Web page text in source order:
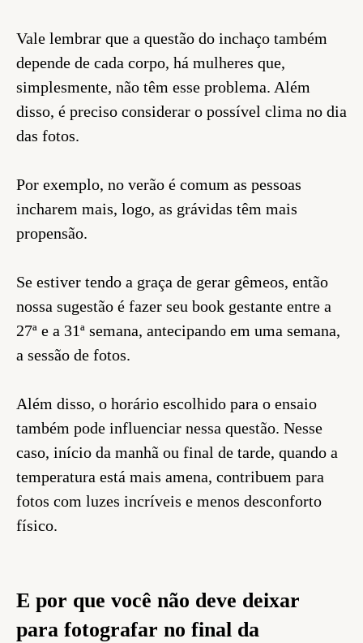
Vale lembrar que a questão do inchaço também
depende de cada corpo, há mulheres que,
simplesmente, não têm esse problema. Além
disso, é preciso considerar o possível clima no dia
das fotos.
Por exemplo, no verão é comum as pessoas
incharem mais, logo, as grávidas têm mais
propensão.
Se estiver tendo a graça de gerar gêmeos, então
nossa sugestão é fazer seu book gestante entre a
27ª e a 31ª semana, antecipando em uma semana,
a sessão de fotos.
Além disso, o horário escolhido para o ensaio
também pode influenciar nessa questão. Nesse
caso, início da manhã ou final de tarde, quando a
temperatura está mais amena, contribuem para
fotos com luzes incríveis e menos desconforto
físico.
E por que você não deve deixar
para fotografar no final da